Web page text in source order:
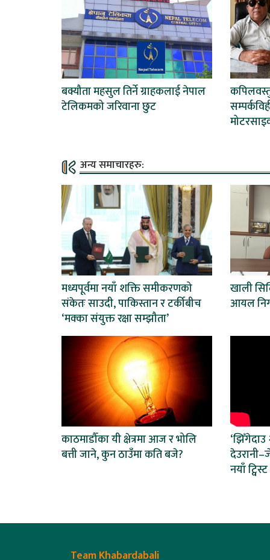
बक्यौता महसुल तिर्ने ग्राहकलाई नेपाल
टेलिकमको जरिवाना छुट
अन्य समाचारहरु:
मध्यपूर्वमा नयाँ शक्ति समीकरणको
संकेतः साउदी, पाकिस्तान र टर्कीबीच
‘मक्का संयुक्त रक्षा सम्झौता’
खाली
आयल
काठमाडौँका यी क्षेत्रमा आज र भोलि
बत्ती जाने, कुन ठाउँमा कति बजे?
नयाँ ट्विस्ट
Team Khabardabali